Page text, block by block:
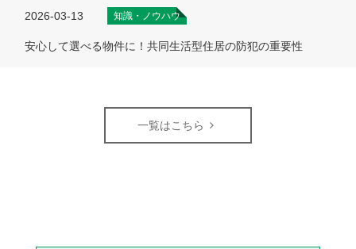
2026-03-13 知識・ノウハウ
安心して選べる物件に！共同生活型住居の防犯の重要性
一覧はこちら